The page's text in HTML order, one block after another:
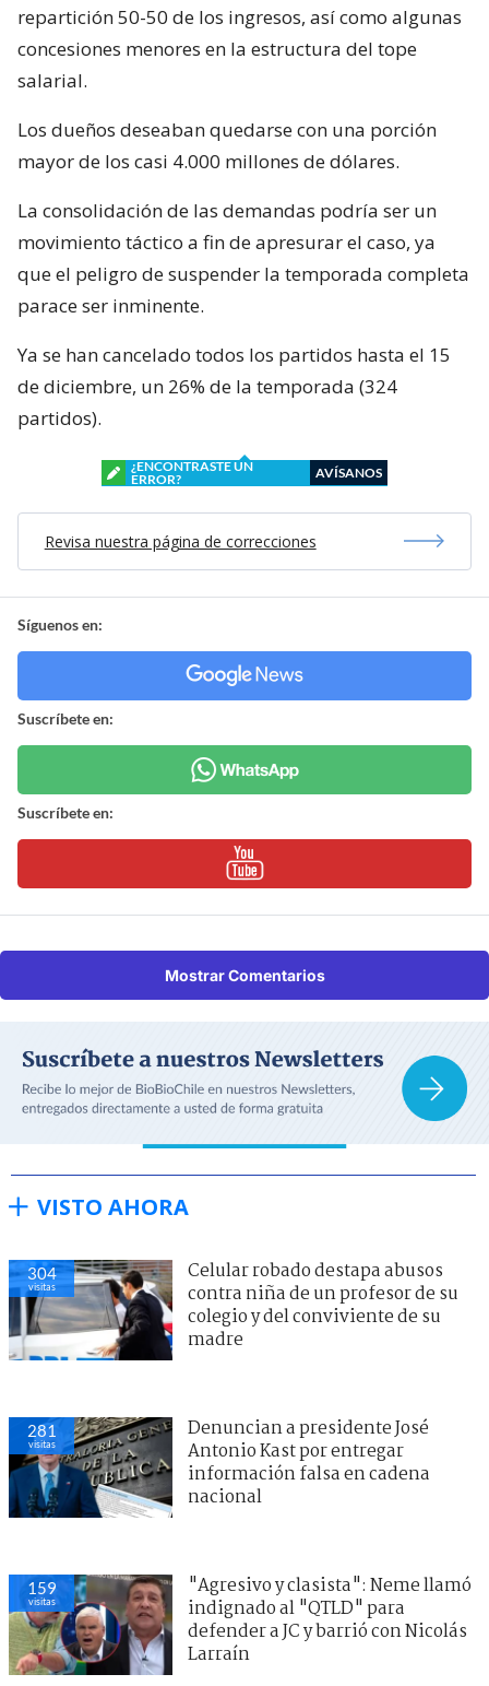
repartición 50-50 de los ingresos, así como algunas
concesiones menores en la estructura del tope
salarial.
Los dueños deseaban quedarse con una porción
mayor de los casi 4.000 millones de dólares.
La consolidación de las demandas podría ser un
movimiento táctico a fin de apresurar el caso, ya
que el peligro de suspender la temporada completa
parace ser inminente.
Ya se han cancelado todos los partidos hasta el 15
de diciembre, un 26% de la temporada (324
partidos).
¿ENCONTRASTE UN
ERROR?
AVÍSANOS
Revisa nuestra página de correcciones
Síguenos en:
Suscríbete en:
Suscríbete en:
Mostrar Comentarios
VISTO AHORA
304
visitas
Celular robado destapa abusos
contra niña de un profesor de su
colegio y del conviviente de su
madre
281
visitas
Denuncian a presidente José
Antonio Kast por entregar
información falsa en cadena
nacional
159
visitas
"Agresivo y clasista": Neme llamó
indignado al "QTLD" para
defender a JC y barrió con Nicolás
Larraín